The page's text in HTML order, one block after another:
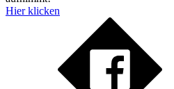
Hier klicken